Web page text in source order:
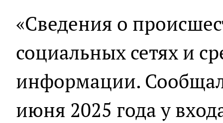
«Сведения о
социальных сетях и
информации.
июня 2025 года у